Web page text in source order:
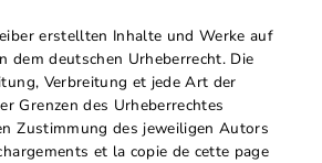
erstellten Inhalte und Werke auf
dem deutschen Urheberrecht. Die
Verbreitung et jede Art der
Grenzen des Urheberrechtes
Zustimmung des jeweiligen Autors
et la copie de cette page